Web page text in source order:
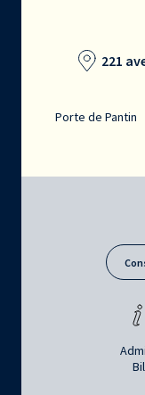
221
Porte de Pantin